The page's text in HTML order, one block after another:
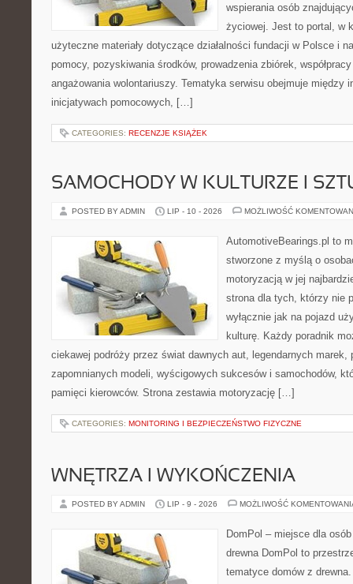
wspierania osób
życiowej. Jest to portal, w
użyteczne materiały dotyczące działalności fundacji w Polsce i
pomocy, pozyskiwania środków, prowadzenia zbiórek,
angażowania wolontariuszy. Tematyka serwisu obejmuje między
inicjatywach pomocowych, […]
CATEGORIES: RECENZJE KSIĄŻEK
SAMOCHODY W KULTURZE I
POSTED BY ADMIN LIP - 10 - 2026 MOŻLIWOŚĆ
AutomotiveBearings.pl to
stworzone z myślą o
motoryzacją w jej
strona dla tych, którzy nie
wyłącznie jak na pojazd
kulturę. Każdy poradnik
ciekawej podróży przez świat dawnych aut, legendarnych marek,
zapomnianych modeli, wyścigowych sukcesów i samochodów,
pamięci kierowców. Strona zestawia motoryzację […]
CATEGORIES: MONITORING I BEZPIECZEŃSTWO FIZYCZNE
WNĘTRZA I WYKOŃCZENIA
POSTED BY ADMIN LIP - 9 - 2026 MOŻLIWOŚĆ
DomPol – miejsce dla
drewna DomPol to
tematyce domów z